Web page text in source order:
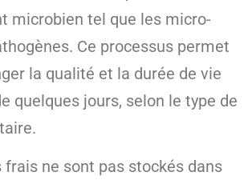
microbien tel que les micro-
Ce processus permet
la qualité et la durée de vie
quelques jours, selon le type de
ne sont pas stockés dans